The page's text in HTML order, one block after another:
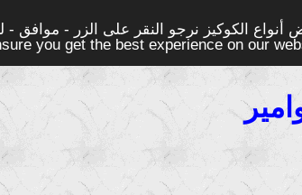
الكوكيز نرجو النقر على الزر - موافق -
you get the best experience on our